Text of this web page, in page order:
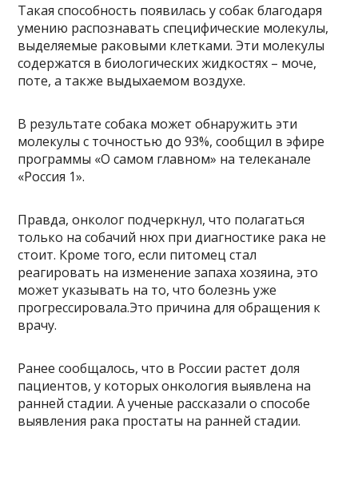
Такая способность появилась у собак благодаря
умению распознавать специфические молекулы,
выделяемые раковыми клетками. Эти молекулы
содержатся в биологических жидкостях – моче,
поте, а также выдыхаемом воздухе.
В результате собака может обнаружить эти
молекулы с точностью до 93%, сообщил в эфире
программы «О самом главном» на телеканале
«Россия 1».
Правда, онколог подчеркнул, что полагаться
только на собачий нюх при диагностике рака не
стоит. Кроме того, если питомец стал
реагировать на изменение запаха хозяина, это
может указывать на то, что болезнь уже
прогрессировала.Это причина для обращения к
врачу.
Ранее сообщалось, что в России растет доля
пациентов, у которых онкология выявлена на
ранней стадии. А ученые рассказали о способе
выявления рака простаты на ранней стадии.